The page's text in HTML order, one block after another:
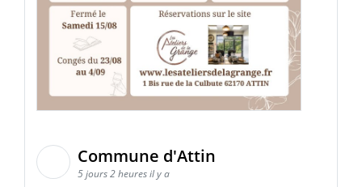
Commune d'Attin
5 jours 2 heures il y a